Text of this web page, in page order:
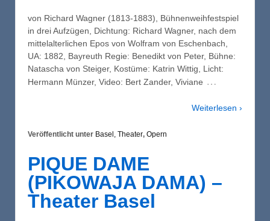
von Richard Wagner (1813-1883), Bühnenweihfestspiel
in drei Aufzügen, Dichtung: Richard Wagner, nach dem
mittelalterlichen Epos von Wolfram von Eschenbach,
UA: 1882, Bayreuth Regie: Benedikt von Peter, Bühne:
Natascha von Steiger, Kostüme: Katrin Wittig, Licht:
Hermann Münzer, Video: Bert Zander, Viviane …
Weiterlesen ›
Veröffentlicht unter Basel, Theater, Opern
PIQUE DAME
(PIKOWAJA DAMA) –
Theater Basel